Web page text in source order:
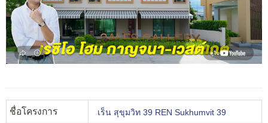
ชื่อโครงการ เร็น สุขุมวิท 39 REN Sukhumvit 39